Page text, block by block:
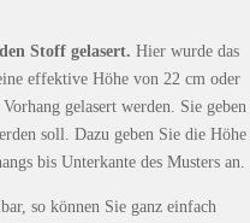
Stoff gelasert. Hier wurde das
effektive Höhe von 22 cm oder
gelasert werden. Sie geben
soll. Dazu geben Sie die Höhe
bis Unterkante des Musters an.
so können Sie ganz einfach